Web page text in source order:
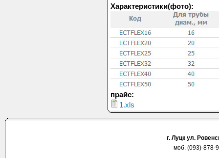
Характеристики(фото):
прайс:
1.xls
г. Луцк ул.
моб. (093)-878-